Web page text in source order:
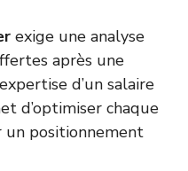
exige une analyse
après une
d’un salaire
d’optimiser chaque
positionnement